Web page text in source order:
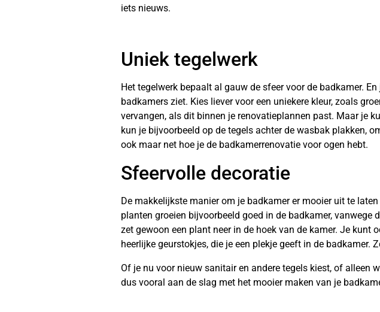
iets nieuws.
Uniek tegelwerk
Het tegelwerk bepaalt al gauw de sfeer voor de badkamer.
badkamers ziet. Kies liever voor een uniekere kleur, zoals
vervangen, als dit binnen je renovatieplannen past. Maar je
kun je bijvoorbeeld op de tegels achter de wasbak plakken,
ook maar net hoe je de badkamerrenovatie voor ogen hebt.
Sfeervolle decoratie
De makkelijkste manier om je badkamer er mooier uit te
planten groeien bijvoorbeeld goed in de badkamer,
zet gewoon een plant neer in de hoek van de kamer. Je
heerlijke geurstokjes, die je een plekje geeft in de badkamer.
Of je nu voor nieuw sanitair en andere tegels kiest, of alleen
dus vooral aan de slag met het mooier maken van je